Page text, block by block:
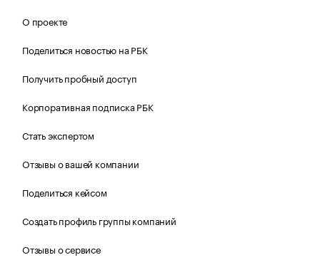
О проекте
Поделиться новостью на РБК
Получить пробный доступ
Корпоративная подписка РБК
Стать экспертом
Отзывы о вашей компании
Поделиться кейсом
Создать профиль группы компаний
Отзывы о сервисе